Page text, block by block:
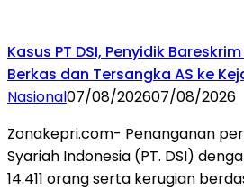
Kasus PT DSI, Penyidik
Berkas dan Tersangka AS ke
Nasional07/08/202607/08/2026
Zonakepri.com- Penanganan
Syariah Indonesia (PT. DSI)
14.411 orang serta kerugian